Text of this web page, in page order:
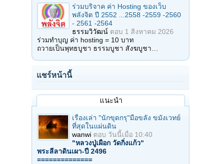
ร่วมบริจาค ค่า Hosting ของเว็บ
พลังจิต ปี 2552 ...2558 -2559 -2560
- 2561 -2564
ธรรมวิวัฒน์ ตอบ 1 สิงหาคม 2026
ร่วมทำบุญ ค่า hosting = 10 บาท
ถวายเป็นพุทธบูชา ธรรมบูชา สังฆบูชา…
แชร์หน้านี้
แนะนำ
เรื่องเล่า "นักขุดกรุ"มือขลัง ขมังเวทย์
ที่สุดในแผ่นดิน
wanwi ตอบ วันนี้เมื่อ 10:40
"หลวงปู่เผือก วัดกิ่งแก้ว"
พระลีลาดินเผา-ปี 2496
==============